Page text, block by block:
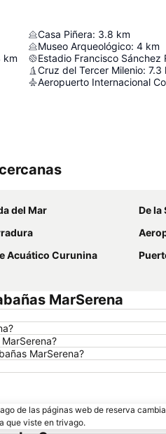
km
Casa Piñera: 3.8 km
Museo Arqueológico: 4 km
Estadio Francisco Sánchez
Cruz del Tercer Milenio: 7.3
del Mar De la
Acuático Curunina
MarSerena
MarSerena?
de las páginas web de reserva
que viste en trivago.